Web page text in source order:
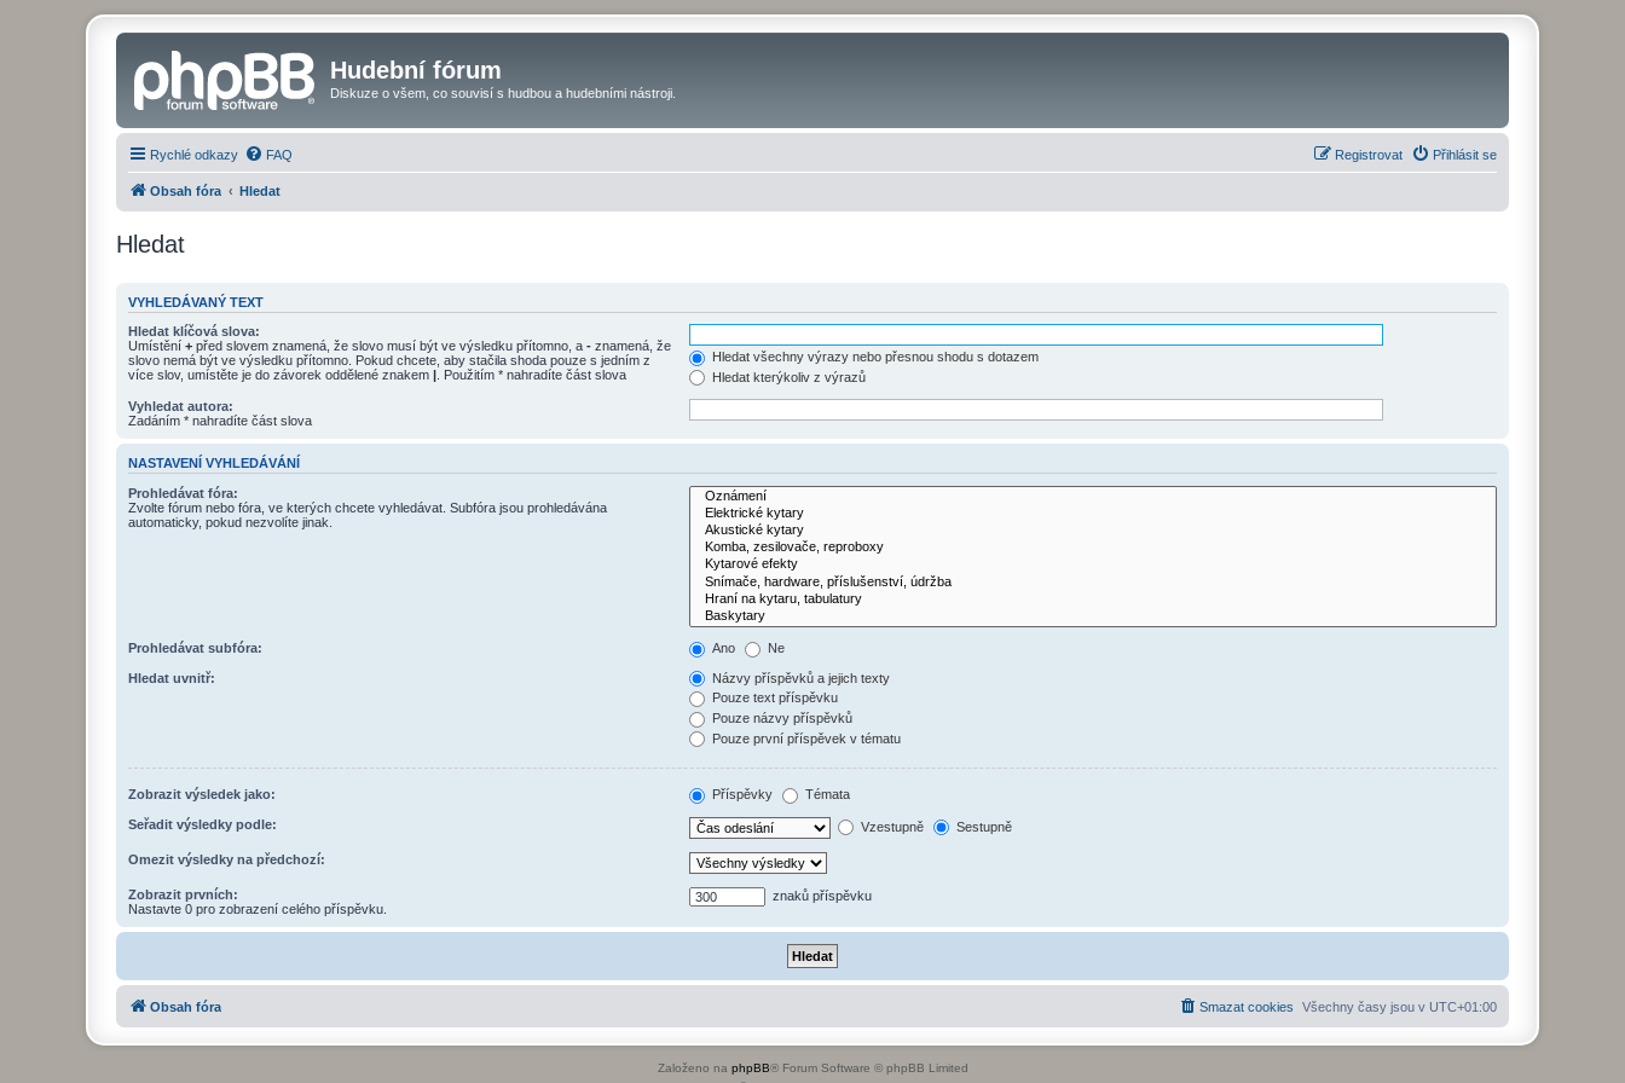
Hudební fórum
Diskuze o všem, co souvisí s hudbou a hudebními nástroji.
Rychlé odkazy FAQ Přihlásit se
Registrovat
Obsah fóra Hledat
Hledat
VYHLEDÁVANÝ TEXT
Hledat klíčová slova:
Umístění + před slovem znamená, že slovo musí být ve výsledku přítomno, a - znamená, že
slovo nemá být ve výsledku přítomno. Pokud chcete, aby stačila shoda pouze s jedním z
více slov, umístěte je do závorek oddělené znakem | . Použitím * nahradíte část slova
Hledat všechny výrazy nebo přesnou shodu s dotazem
Hledat kterýkoliv z výrazů
Vyhledat autora:
Zadáním * nahradíte část slova
NASTAVENÍ VYHLEDÁVÁNÍ
Prohledávat fóra:
Zvolte fórum nebo fóra, ve kterých chcete vyhledávat. Subfóra jsou prohledávána
automaticky, pokud nezvolíte jinak.
Prohledávat subfóra: Ano Ne
Hledat uvnitř:
Názvy příspěvků a jejich texty
Pouze text příspěvku
Pouze názvy příspěvků
Pouze první příspěvek v tématu
Zobrazit výsledek jako: Příspěvky Témata
Seřadit výsledky podle: Vzestupně Sestupně
Omezit výsledky na předchozí:
Zobrazit prvních:
Nastavte 0 pro zobrazení celého příspěvku.
znaků příspěvku
Obsah fóra Všechny časy jsou v UTC+01:00
Smazat cookies
Založeno na phpBB® Forum Software © phpBB Limited